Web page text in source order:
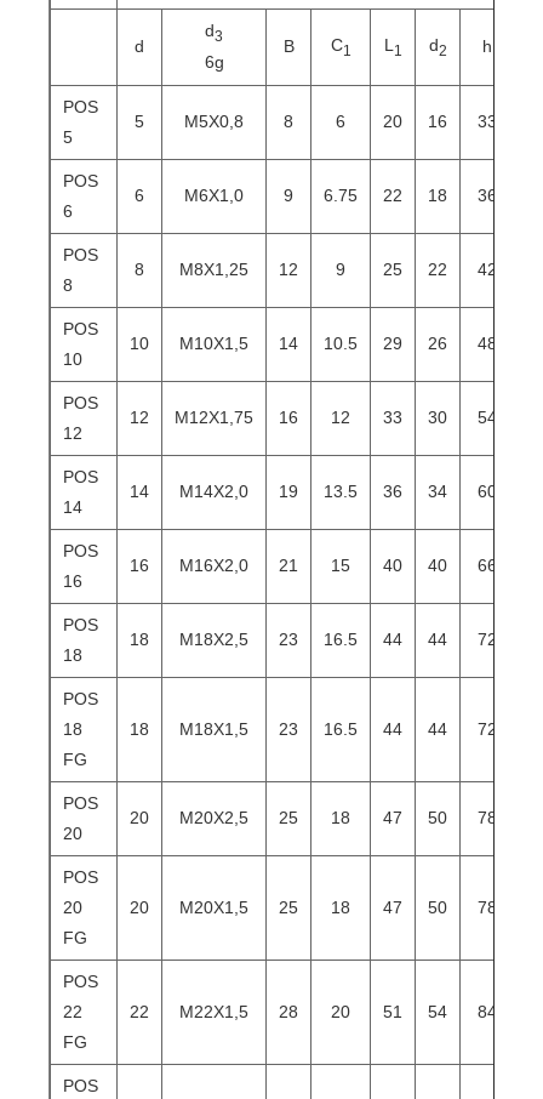
d
d3
6g
B C1 L 1 d2 h
POS
5
5 M5X0,8 8 6 20 16 33
POS
6
6 M6X1,0 9 6.75 22 18 36
POS
8
8 M8X1,25 12 9 25 22 42
POS
10
10 M10X1,5 14 10.5 29 26 48
POS
12
12 M12X1,75 16 12 33 30 54
POS
14
14 M14X2,0 19 13.5 36 34 60
POS
16
16 M16X2,0 21 15 40 40 66
POS
18
18 M18X2,5 23 16.5 44 44 72
POS
18
FG
18 M18X1,5 23 16.5 44 44 72
POS
20
20 M20X2,5 25 18 47 50 78
POS
20
FG
20 M20X1,5 25 18 47 50 78
POS
22
FG
22 M22X1,5 28 20 51 54 84
POS